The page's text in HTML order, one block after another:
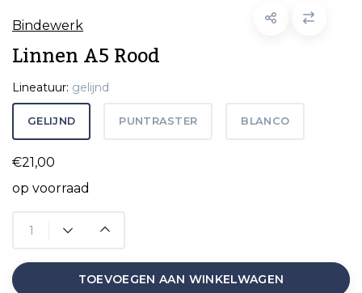
Bindewerk
Linnen A5 Rood
Lineatuur: gelijnd
GELIJND PUNTRASTER BLANCO
€21,00
op voorraad
TOEVOEGEN AAN WINKELWAGEN